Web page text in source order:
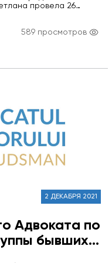
провела 26
осознанного
589 просмотров
2 ДЕКАБРЯ 2021
Адвоката по
бывших и